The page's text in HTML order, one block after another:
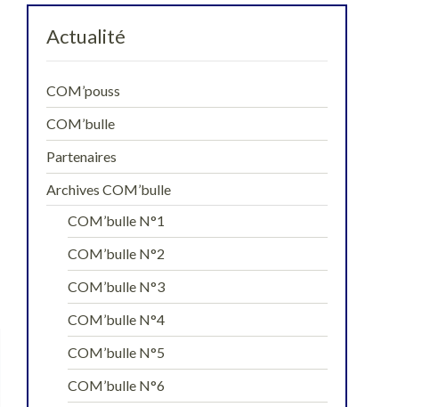
Actualité
COM’pouss
COM’bulle
Partenaires
Archives COM’bulle
COM’bulle N°1
COM’bulle N°2
COM’bulle N°3
COM’bulle N°4
COM’bulle N°5
COM’bulle N°6